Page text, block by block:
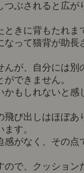
つぶされると広が
ときに背もたれま
なって猫背が助長
んが、自分には別
できません。
かもしれないと感
飛び出しはほぼあ
す。
感がなく、その点
ので、クッション